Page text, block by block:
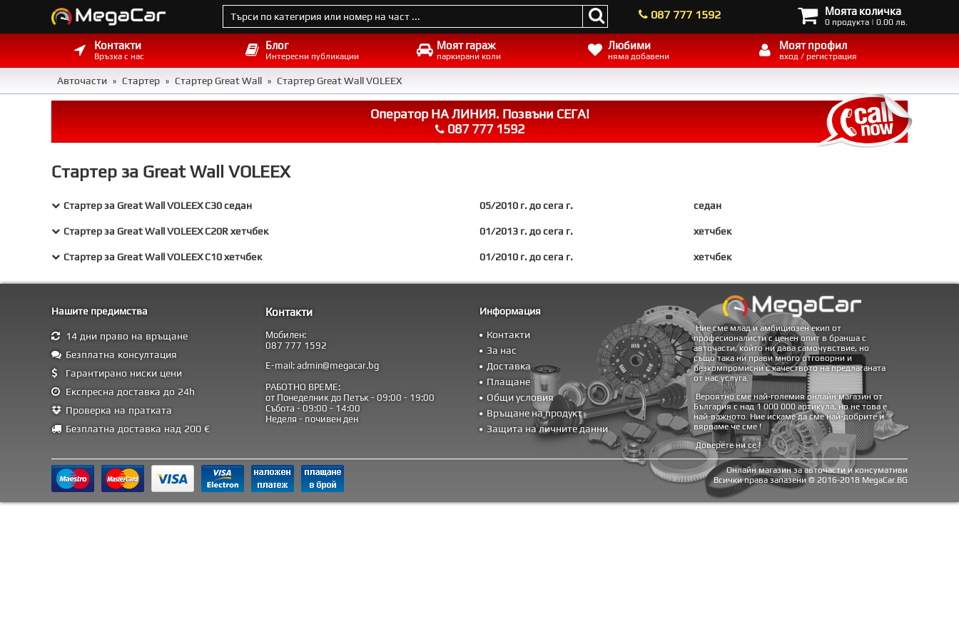
087 777 1592 Моята количка
0 продукта | 0.00 лв.
Моят профил
вход / регистрация
Любими
няма добавени
Моят гараж
паркирани коли
Блог
Интересни публикации
Контакти
Връзка с нас
Авточасти » Стартер » Стартер Great Wall » Стартер Great Wall VOLEEX
Оператор НА ЛИНИЯ. Позвъни СЕГА!
087 777 1592
Стартер за Great Wall VOLEEX
Стартер за Great Wall VOLEEX C30 седан 05/2010 г. до сега г. седан
Стартер за Great Wall VOLEEX C20R хетчбек 01/2013 г. до сега г. хетчбек
Стартер за Great Wall VOLEEX C10 хетчбек 01/2010 г. до сега г. хетчбек
Нашите предимства
14 дни право на връщане
Безплатна консултация
Гарантирано ниски цени
Експресна доставка до 24h
Проверка на пратката
Безплатна доставка над 200 €
Контакти
Мобилен:
087 777 1592
E-mail: admin@megacar.bg
РАБОТНО ВРЕМЕ:
от Понеделник до Петък - 09:00 - 19:00
Събота - 09:00 - 14:00
Неделя - почивен ден
Информация
Контакти
За нас
Доставка
Плащане
Общи условия
Връщане на продукт
Защита на личните данни
Ние сме млад и амбициозен екип от
професионалисти с ценен опит в бранша с
авточасти, който ни дава самочувствие, но
също така ни прави много отговорни и
безкомпромисни с качеството на предлаганата
от нас услуга.
Вероятно сме най-големия онлайн магазин от
България с над 1 000 000 артикула, но не това е
най-важното. Ние искаме да сме най-добрите и
вярваме че сме !
Доверете ни се !
Онлайн магазин за авточасти и консумативи
Всички права запазени © 2016-2018 MegaCar.BG